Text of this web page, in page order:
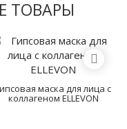
ТОВАРЫ
маска для лица с
коллагеном ELLEVON